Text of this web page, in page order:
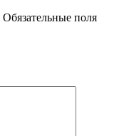
Обязательные поля